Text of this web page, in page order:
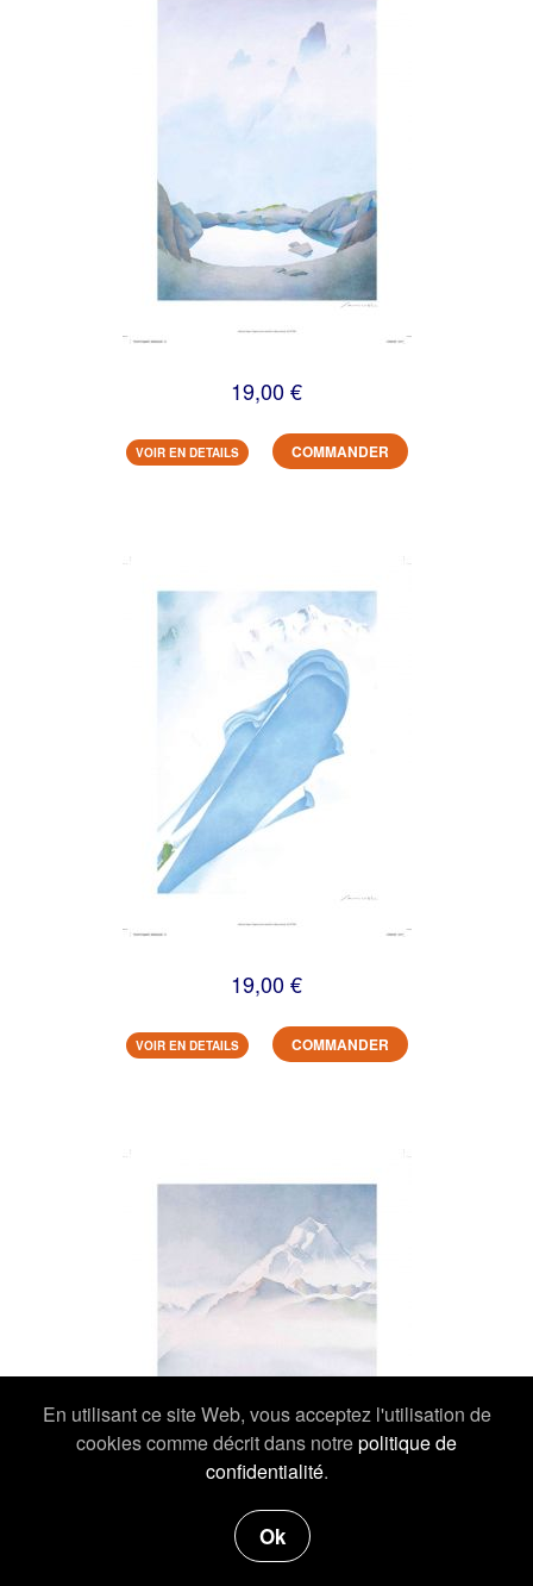
En utilisant ce site Web, vous acceptez l'utilisation de
cookies comme décrit dans notrepolitique de
confidentialité.
Ok
19,00 €
VOIR EN DETAILS COMMANDER
19,00 €
VOIR EN DETAILS COMMANDER